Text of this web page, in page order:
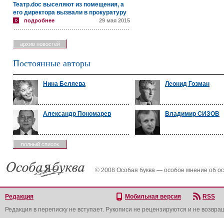
Театр.doc выселяют из помещения, а
его директора вызвали в прокуратуру
подробнее 29 мая 2015
архив новостей
Постоянные авторы
Нина Беляева Леонид Гозман
Александр Пономарев Владимир СИЗОВ
полный список
© 2008 Особая буква — особое мнение об
Редакция Мобильная версия
RSS
Редакция в переписку не вступает. Рукописи не рецензируются и не